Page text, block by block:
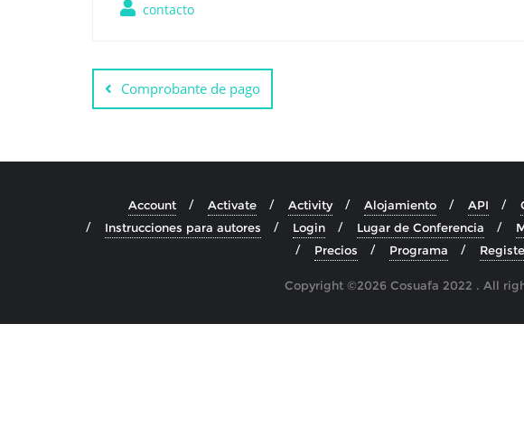
contacto
Comprobante de pago
Account Activate Activity Alojamiento API
Instrucciones para autores
Login Lugar de Conferencia
Precios
Programa
Copyright ©2026 Cosuafa 2022 . All